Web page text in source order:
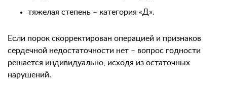
тяжелая степень – категория «Д».
Если порок скорректирован операцией и признаков
сердечной недостаточности нет – вопрос годности
решается индивидуально, исходя из остаточных
нарушений.